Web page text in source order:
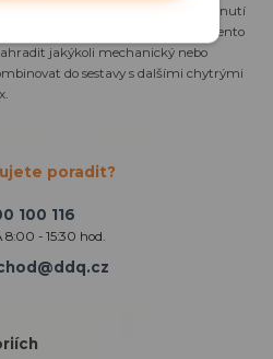
pro stmívání. Lze jej použít k zapnutí
a k nastavení jasu světla. Tento
jakýkoli mechanický nebo
do sestavy s dalšími chytrými
poradit?
100 116
8:00 - 15:30 hod.